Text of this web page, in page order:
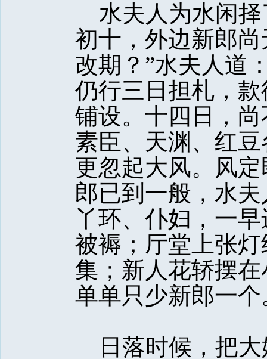
水夫人为水闲择
初十，外边新郎
改期？”水夫人道
仍行三日担札，
铺设。十四日，
素臣、天渊、红
更忽起大风。风
郎已到一般，水
丫环、仆妇，一
被褥；厅堂上张
集；新人花轿摆
单单只少新郎一个
日落时候，把大